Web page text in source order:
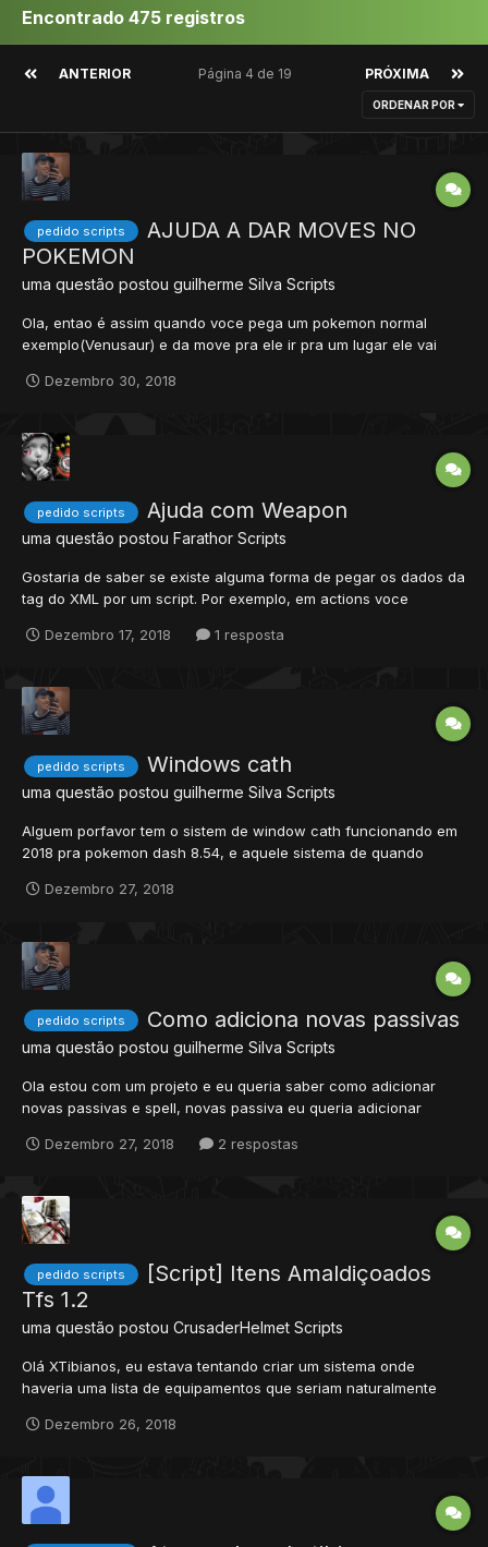
Encontrado 475 registros
ANTERIOR PRÓXIMA
Página 4 de 19
ORDENAR POR
pedido scripts
AJUDA A DAR MOVES NO
POKEMON
uma questão postou guilherme Silva Scripts
Ola, entao é assim quando voce pega um pokemon normal
exemplo(Venusaur) e da move pra ele ir pra um lugar ele vai
move pra ele ir pra algum lugar ele vai meio que teleportando
Dezembro 30, 2018
pedido scripts Ajuda com Weapon
uma questão postou Farathor Scripts
Gostaria de saber se existe alguma forma de pegar os dados da
tag do XML por um script. Por exemplo, em actions voce
item.itemid Ja em weapons queria saber se tem como vc pegar
Dezembro 17, 2018 1 resposta
pedido scripts Windows cath
uma questão postou guilherme Silva Scripts
Alguem porfavor tem o sistem de window cath funcionando em
2018 pra pokemon dash 8.54, e aquele sistema de quando
quanto de ball ele taco e a exp que ganho ?
Dezembro 27, 2018
pedido scripts Como adiciona novas passivas
uma questão postou guilherme Silva Scripts
Ola estou com um projeto e eu queria saber como adicionar
novas passivas e spell, novas passiva eu queria adicionar
adicionar o iron defense mais so que com a imagen do mega
Dezembro 27, 2018 2 respostas
pedido scripts
[Script] Itens Amaldiçoados
Tfs 1.2
uma questão postou CrusaderHelmet Scripts
Olá XTibianos, eu estava tentando criar um sistema onde
haveria uma lista de equipamentos que seriam naturalmente
desequipa-lo,, ao mais elevado onde o jogador receberia dano
itens am...
Dezembro 26, 2018